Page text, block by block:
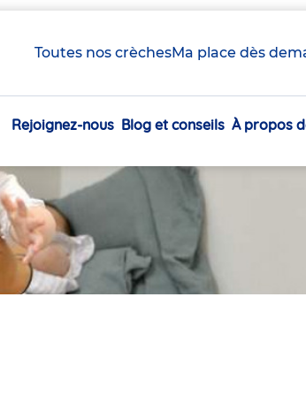
Toutes nos crèchesMa place dès
Navigation
Rejoignez-nous Blog et conseils À propos